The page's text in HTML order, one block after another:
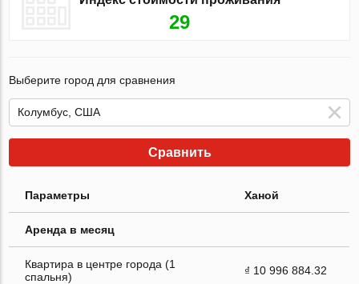
29
Выберите город для сравнения
Сравнить
Параметры Ханой
Аренда в месяц
Квартира в центре города (1
спальня)
₫ 10 996 884.32